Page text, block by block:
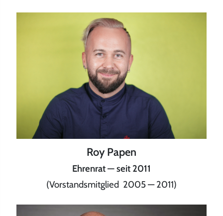
Roy Papen
Ehrenrat — seit 2011
(Vorstandsmitglied 2005 — 2011)